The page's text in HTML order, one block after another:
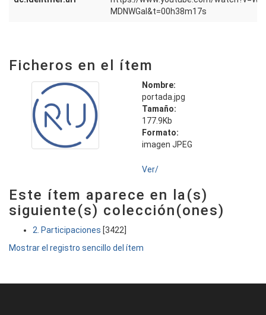
MDNWGaI&t=00h38m17s
Ficheros en el ítem
Nombre:
portada.jpg
Tamaño:
177.9Kb
Formato:
imagen JPEG
Ver/
Este ítem aparece en la(s)
siguiente(s) colección(ones)
2. Participaciones [3422]
Mostrar el registro sencillo del ítem